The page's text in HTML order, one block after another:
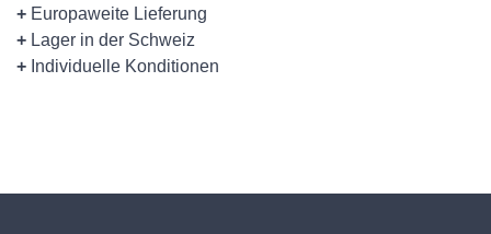
+ Europaweite Lieferung
+ Lager in der Schweiz
+ Individuelle Konditionen